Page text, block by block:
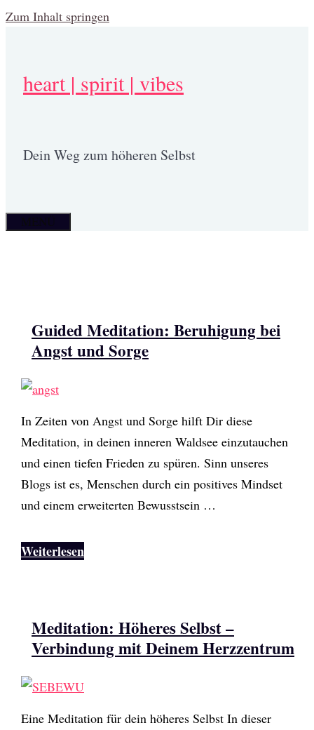
Zum Inhalt springen
heart | spirit | vibes
Dein Weg zum höheren Selbst
MENÜ
Guided Meditation: Beruhigung bei
Angst und Sorge
In Zeiten von Angst und Sorge hilft Dir diese
Meditation, in deinen inneren Waldsee einzutauchen
und einen tiefen Frieden zu spüren. Sinn unseres
Blogs ist es, Menschen durch ein positives Mindset
und einem erweiterten Bewusstsein …
Weiterlesen
Meditation: Höheres Selbst –
Verbindung mit Deinem Herzzentrum
Eine Meditation für dein höheres Selbst In dieser